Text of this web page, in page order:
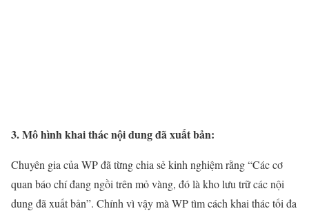
3. Mô hình khai thác nội dung đã xuất bản:
Chuyên gia của WP đã từng chia sẻ kinh nghiệm rằng “Các cơ
quan báo chí đang ngồi trên mỏ vàng, đó là kho lưu trữ các nội
dung đã xuất bản”. Chính vì vậy mà WP tìm cách khai thác tối đa